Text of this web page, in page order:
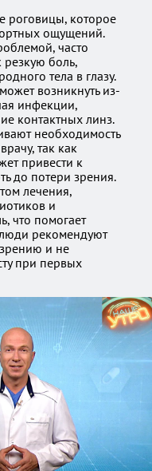
роговицы, которое
ощущений.
часто
боль,
тела в глазу.
возникнуть из-
инфекции,
контактных линз.
необходимость
так как
привести к
до потери зрения.
лечения,
и
что помогает
люди рекомендуют
и не
при первых